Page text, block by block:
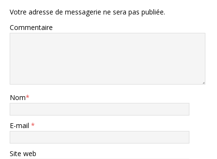
Votre adresse de messagerie ne sera pas publiée.
Commentaire
Nom*
E-mail *
Site web